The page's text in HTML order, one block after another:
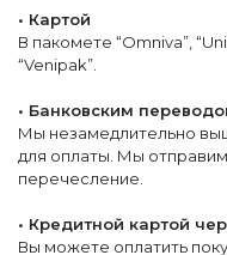
• Картой
В пакомете “Omniva”,
“Venipak”.
• Банковским
Мы незамедлительно
для оплаты. Мы
перечесление.
• Кредитной картой
Вы можете оплатить